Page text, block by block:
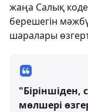
жаңа Салық
берешегін
шаралары
"Біріншіден,
мөлшері